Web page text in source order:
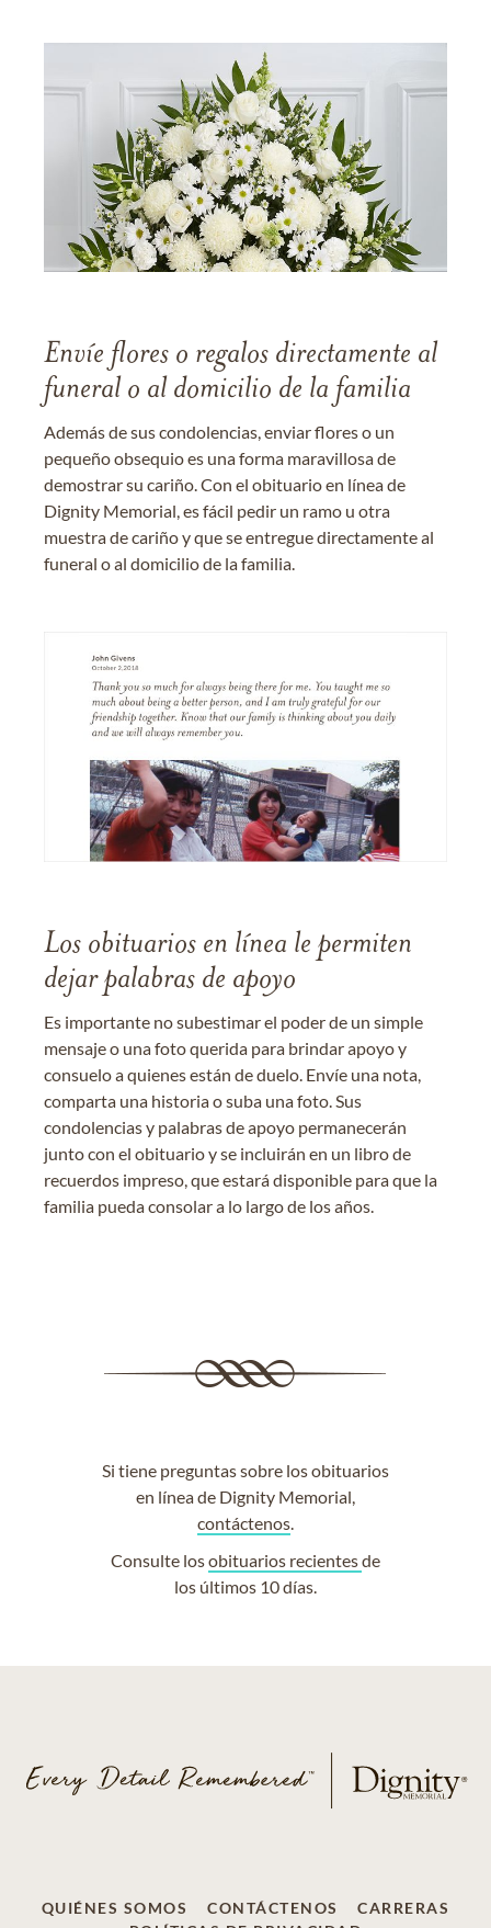
Envíe flores o regalos directamente al
funeral o al domicilio de la familia
Además de sus condolencias, enviar flores o un
pequeño obsequio es una forma maravillosa de
demostrar su cariño. Con el obituario en línea de
Dignity Memorial, es fácil pedir un ramo u otra
muestra de cariño y que se entregue directamente al
funeral o al domicilio de la familia.
Los obituarios en línea le permiten
dejar palabras de apoyo
Es importante no subestimar el poder de un simple
mensaje o una foto querida para brindar apoyo y
consuelo a quienes están de duelo. Envíe una nota,
comparta una historia o suba una foto. Sus
condolencias y palabras de apoyo permanecerán
junto con el obituario y se incluirán en un libro de
recuerdos impreso, que estará disponible para que la
familia pueda consolar a lo largo de los años.
Si tiene preguntas sobre los obituarios
en línea de Dignity Memorial,
contáctenos.
Consulte losobituarios recientesde
los últimos 10 días.
QUIÉNES SOMOS CONTÁCTENOS
CARRERAS